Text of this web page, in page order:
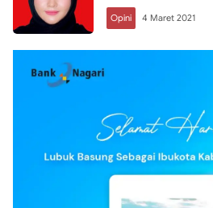
Opini 4 Maret 2021